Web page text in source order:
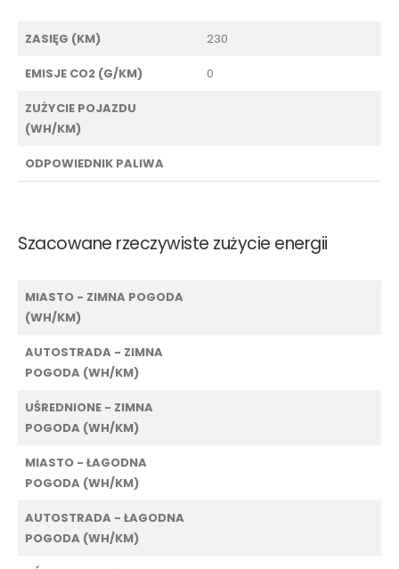
ZASIĘG (KM) 230
EMISJE CO2 (G/KM) 0
ZUŻYCIE POJAZDU
(WH/KM)
ODPOWIEDNIK PALIWA
Szacowane rzeczywiste zużycie energii
MIASTO - ZIMNA POGODA
(WH/KM)
AUTOSTRADA - ZIMNA
POGODA (WH/KM)
UŚREDNIONE - ZIMNA
POGODA (WH/KM)
MIASTO - ŁAGODNA
POGODA (WH/KM)
AUTOSTRADA - ŁAGODNA
POGODA (WH/KM)